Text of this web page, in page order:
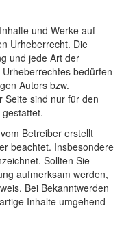
und Werke auf
Urheberrecht. Die
und jede Art der
bedürfen
Autors bzw.
Seite sind nur für den
Betreiber erstellt
beachtet. Insbesondere
Sollten Sie
aufmerksam werden,
Bei Bekanntwerden
Inhalte umgehend